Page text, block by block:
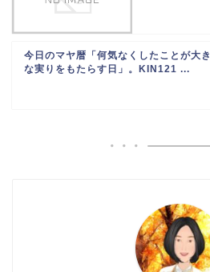
今日のマヤ暦「何気なくしたことが大き
な実りをもたらす日」。KIN121 ...